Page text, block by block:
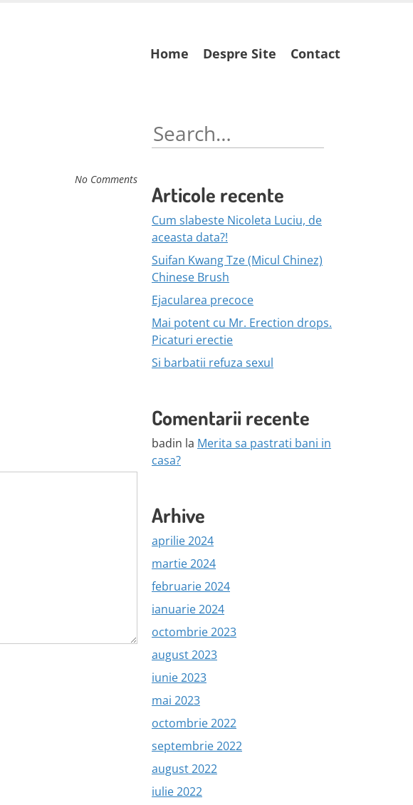
Skip
to
Home Despre Site Contact
No Comments
Search
for:
Articole recente
Cum slabeste Nicoleta Luciu, de
aceasta data?!
Suifan Kwang Tze (Micul Chinez)
Chinese Brush
Ejacularea precoce
Mai potent cu Mr. Erection drops.
Picaturi erectie
Si barbatii refuza sexul
Comentarii recente
badin la Merita sa pastrati bani in
casa?
Arhive
aprilie 2024
martie 2024
februarie 2024
ianuarie 2024
octombrie 2023
august 2023
iunie 2023
mai 2023
octombrie 2022
septembrie 2022
august 2022
iulie 2022